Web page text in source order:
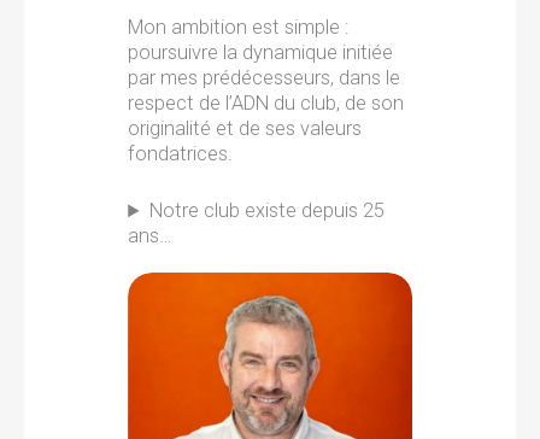
Mon ambition est simple :
poursuivre la dynamique initiée
par mes prédécesseurs, dans le
respect de l’ADN du club, de son
originalité et de ses valeurs
fondatrices.
Notre club existe depuis 25
ans…